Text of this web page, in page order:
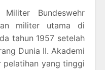
Militer Bundeswehr
militer utama di
tahun 1957 setelah
Dunia II. Akademi
pelatihan yang tinggi